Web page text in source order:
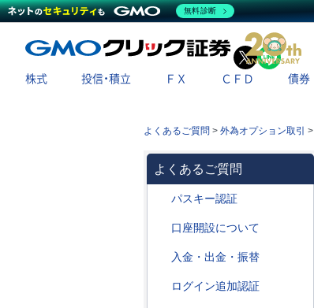
X
株式 投信・積立 ＦＸ ＣＦＤ 債券
よくあるご質問 > 外為オプション取引 >
よくあるご質問
パスキー認証
口座開設について
入金・出金・振替
ログイン追加認証
無料診断